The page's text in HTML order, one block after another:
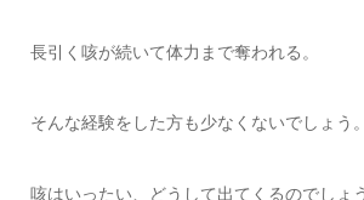
長引く咳が続いて体力まで奪われる。
そんな経験をした方も少なくないでしょう。
咳はいったい、どうして出てくるのでしょ